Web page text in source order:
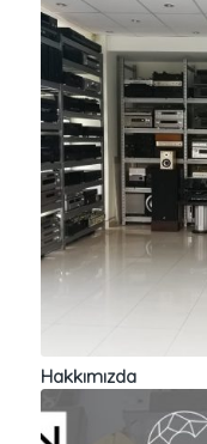
Hakkımızda